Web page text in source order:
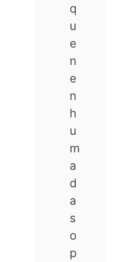
q
u
e
n
e
n
h
u
m
a
d
a
s
o
p